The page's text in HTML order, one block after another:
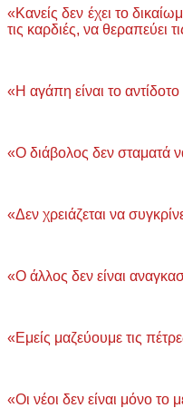
«Κανείς δεν έχει το
τις καρδιές, να θεραπεύει
«Η αγάπη είναι το
«Ο διάβολος δεν σταματά
«Δεν χρειάζεται να
«Ο άλλος δεν είναι
«Εμείς μαζεύουμε τις
«Οι νέοι δεν είναι μόνο